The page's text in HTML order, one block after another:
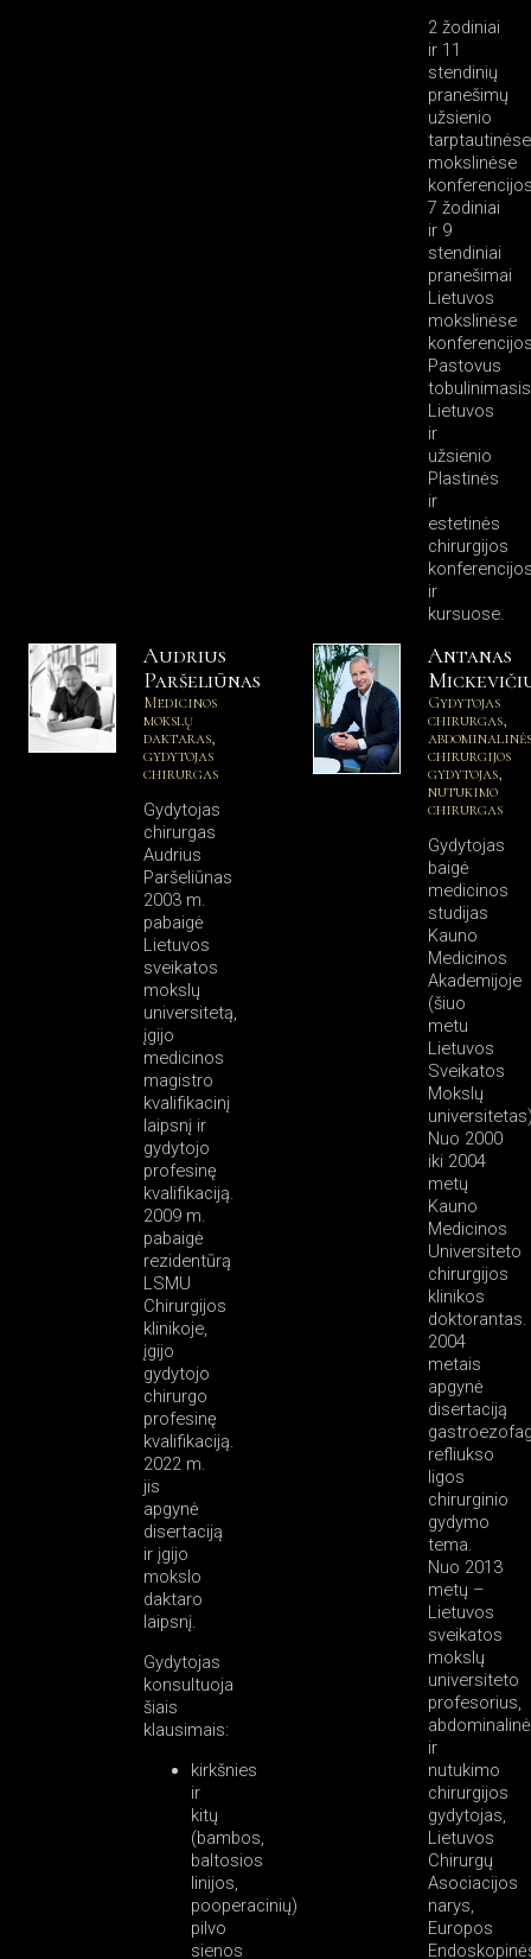
2 žodiniai
ir 11
stendinių
pranešimų
užsienio
tarptautinėse
mokslinėse
7 žodiniai
ir 9
stendiniai
pranešimai
Lietuvos
mokslinėse
Pastovus
tobulinimasis
Lietuvos
ir
užsienio
Plastinės
ir
estetinės
chirurgijos
ir
kursuose.
Audrius
Paršeliūnas
Medicinos
mokslų
daktaras,
gydytojas
chirurgas
Gydytojas
chirurgas
Audrius
Paršeliūnas
2003 m.
pabaigė
Lietuvos
sveikatos
mokslų
universitetą,
įgijo
medicinos
magistro
kvalifikacinį
laipsnį ir
gydytojo
profesinę
kvalifikaciją.
2009 m.
pabaigė
rezidentūrą
LSMU
Chirurgijos
klinikoje,
įgijo
gydytojo
chirurgo
profesinę
kvalifikaciją.
2022 m.
jis
apgynė
disertaciją
ir įgijo
mokslo
daktaro
laipsnį.
Gydytojas
konsultuoja
šiais
klausimais:
kirkšnies
ir
kitų
(bambos,
baltosios
linijos,
pooperacinių)
pilvo
sienos
Antanas
Gydytojas
chirurgas,
abdominalinės
chirurgijos
gydytojas,
nutukimo
chirurgas
Gydytojas
baigė
medicinos
studijas
Kauno
Medicinos
Akademijoje
(šiuo
metu
Lietuvos
Sveikatos
Mokslų
Nuo 2000
iki 2004
metų
Kauno
Medicinos
Universiteto
chirurgijos
klinikos
doktorantas.
2004
metais
apgynė
disertaciją
refliukso
ligos
chirurginio
gydymo
tema.
Nuo 2013
metų –
Lietuvos
sveikatos
mokslų
universiteto
profesorius,
ir
nutukimo
chirurgijos
gydytojas,
Lietuvos
Chirurgų
Asociacijos
narys,
Europos